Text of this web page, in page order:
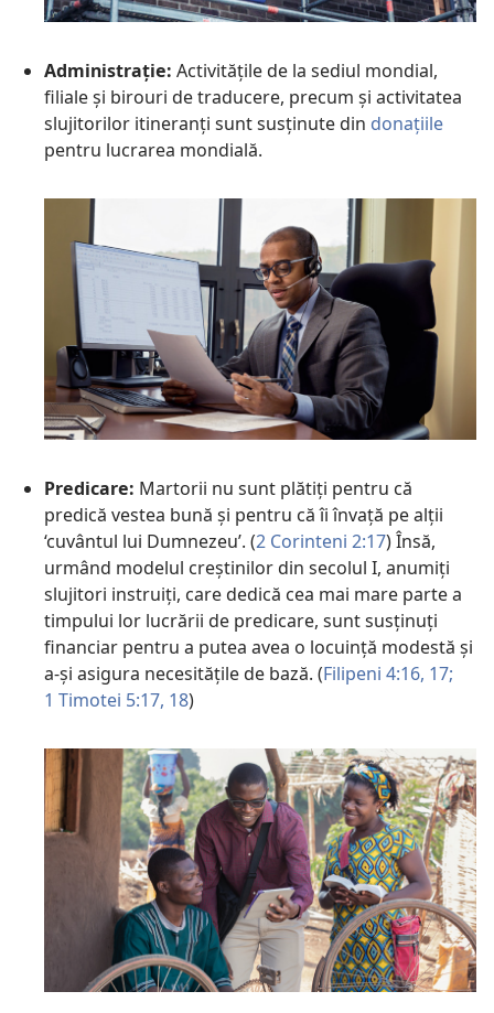
Administrație: Activitățile de la sediul mondial,
filiale și birouri de traducere, precum și activitatea
slujitorilor itineranți sunt susținute din donațiile
pentru lucrarea mondială.
Predicare: Martorii nu sunt plătiți pentru că
predică vestea bună și pentru că îi învață pe alții
‘cuvântul lui Dumnezeu’. (2 Corinteni 2:17) Însă,
urmând modelul creștinilor din secolul I, anumiți
slujitori instruiți, care dedică cea mai mare parte a
timpului lor lucrării de predicare, sunt susținuți
financiar pentru a putea avea o locuință modestă și
a-și asigura necesitățile de bază. (Filipeni 4:16, 17;
1 Timotei 5:17, 18)